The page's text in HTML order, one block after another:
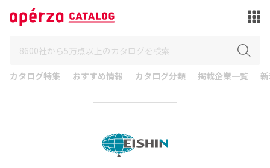
カタログ特集 おすすめ情報 カタログ分類 掲載企業一覧